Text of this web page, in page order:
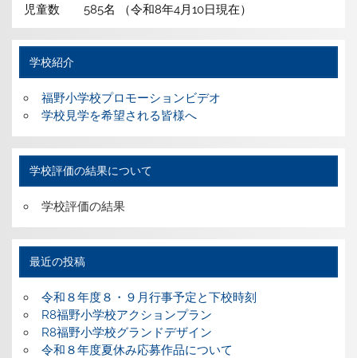
児童数 585名 （令和8年4月10日現在）
学校紹介
福野小学校プロモーションビデオ
学校見学を希望される皆様へ
学校評価の結果について
学校評価の結果
最近の投稿
令和８年度８・９月行事予定と下校時刻
R8福野小学校アクションプラン
R8福野小学校グランドデザイン
令和８年度夏休み応募作品について